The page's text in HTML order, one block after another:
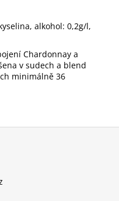
alkohol: 0,2g/l,
Chardonnay a
v sudech a blend
minimálně 36